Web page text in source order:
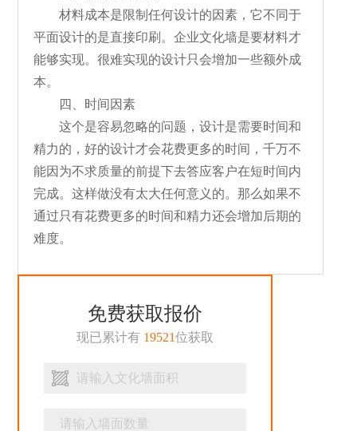
材料成本是限制任何设计的因素，它不同于
平面设计的是直接印刷。企业文化墙是要材料才
能够实现。很难实现的设计只会增加一些额外成
本。
四、时间因素
这个是容易忽略的问题，设计是需要时间和
精力的，好的设计才会花费更多的时间，千万不
能因为不求质量的前提下去答应客户在短时间内
完成。这样做没有太大任何意义的。那么如果不
通过只有花费更多的时间和精力还会增加后期的
难度。
免费获取报价
现已累计有 19521位获取